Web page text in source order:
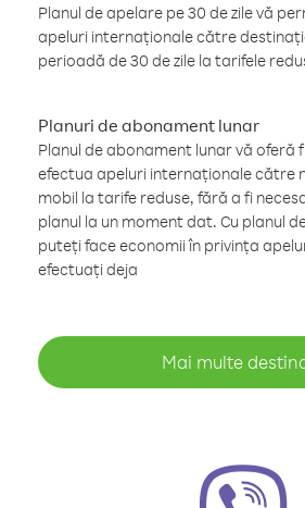
Planul de apelare pe 30 de zile vă
apeluri internaționale către
perioadă de 30 de zile la tarifele
Planuri de abonament lunar
Planul de abonament lunar vă oferă
efectua apeluri internaționale către
mobil la tarife reduse, fără a fi
planul la un moment dat. Cu planul
puteți face economii în privința
efectuați deja
Mai multe